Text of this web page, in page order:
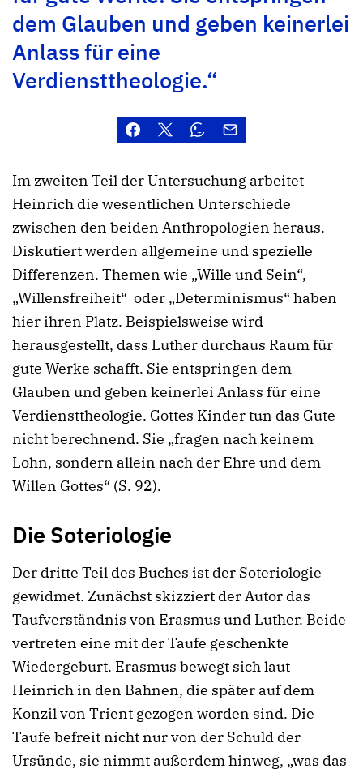
dem Glauben und geben keinerlei
Anlass für eine
Verdiensttheologie.“
Im zweiten Teil der Untersuchung arbeitet
Heinrich die wesentlichen Unterschiede
zwischen den beiden Anthropologien heraus.
Diskutiert werden allgemeine und spezielle
Differenzen. Themen wie „Wille und Sein“,
„Willensfreiheit“ oder „Determinismus“ haben
hier ihren Platz. Beispielsweise wird
herausgestellt, dass Luther durchaus Raum für
gute Werke schafft. Sie entspringen dem
Glauben und geben keinerlei Anlass für eine
Verdiensttheologie. Gottes Kinder tun das Gute
nicht berechnend. Sie „fragen nach keinem
Lohn, sondern allein nach der Ehre und dem
Willen Gottes“ (S. 92).
Die Soteriologie
Der dritte Teil des Buches ist der Soteriologie
gewidmet. Zunächst skizziert der Autor das
Taufverständnis von Erasmus und Luther. Beide
vertreten eine mit der Taufe geschenkte
Wiedergeburt. Erasmus bewegt sich laut
Heinrich in den Bahnen, die später auf dem
Konzil von Trient gezogen worden sind. Die
Taufe befreit nicht nur von der Schuld der
Ursünde, sie nimmt außerdem hinweg, „was das